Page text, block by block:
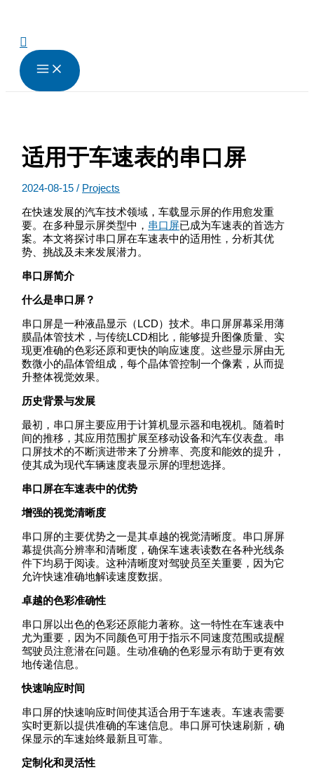
搜
索
适用于车速表的串口屏
2024-08-15/ Projects
在快速发展的汽车技术领域，车载显示屏的作用愈发重
要。在多种显示屏类型中， 串口屏已成为车速表的首选方
案。本文将探讨串口屏在车速表中的适用性，分析其优
势、挑战及未来发展潜力。
串口屏简介
什么是串口屏？
串口屏是一种液晶显示（LCD）技术。串口屏屏幕采用薄
膜晶体管技术，与传统LCD相比，能够提升图像质量、实
现更准确的色彩还原和更快的响应速度。这些显示屏由无
数微小的晶体管组成，每个晶体管控制一个像素，从而提
升整体视觉效果。
历史背景与发展
最初，串口屏主要应用于计算机显示器和电视机。随着时
间的推移，其应用范围扩展至移动设备和汽车仪表盘。串
口屏技术的不断演进带来了分辨率、亮度和能效的提升，
使其成为现代车辆速度表显示屏的理想选择。
串口屏在车速表中的优势
增强的视觉清晰度
串口屏的主要优势之一是其卓越的视觉清晰度。串口屏屏
幕提供高分辨率和清晰度，确保车速表读数在各种光线条
件下均易于阅读。这种清晰度对驾驶员至关重要，因为它
允许快速准确地解读速度数据。
卓越的色彩准确性
串口屏以出色的色彩还原能力著称。这一特性在车速表中
尤为重要，因为不同颜色可用于指示不同速度范围或提醒
驾驶员注意潜在问题。生动准确的色彩显示有助于更有效
地传递信息。
快速响应时间
串口屏的快速响应时间使其适合用于车速表。车速表需要
实时更新以提供准确的车速信息。串口屏可快速刷新，确
保显示的车速始终最新且可靠。
定制化和灵活性